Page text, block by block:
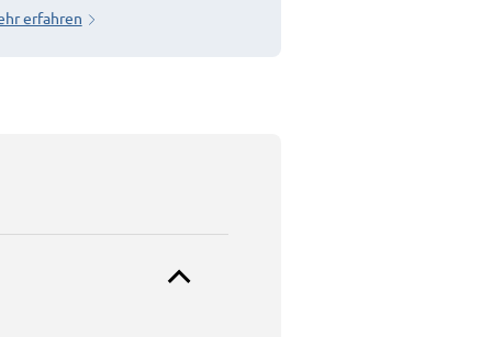
erfahren